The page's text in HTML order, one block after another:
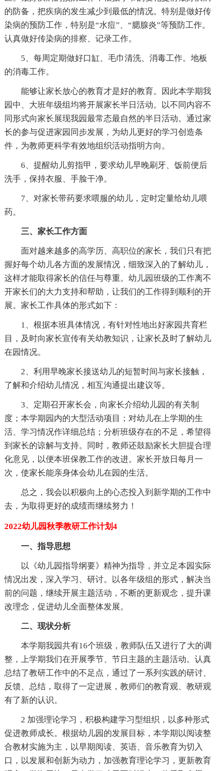
的防备，把疾病的发生减少到最低的情况。特别是做好传
染病的预防工作，特别是“水痘”、“腮腺炎”等预防工作。
认真做好传染病的排察、记录工作。
5、每周定期做好口缸、毛巾清洗、消毒工作。地板
的消毒工作。
能够让家长放心的教育才是好的教育。因此本学期我
园中、大班年级组均将开展家长半日活动。以不同内容不
同形式向家长展现我园最常态最自然的半日活动。通过家
长的参与促进家园同步发展，为幼儿更好的学习创造条
件，为教师更科学有效地组织活动指明方向。
6、提醒幼儿剪指甲，要求幼儿早晚刷牙、饭前便后
洗手，保持衣服、手脸干净。
7、对家长带药要求喂服的幼儿，定时定量给幼儿喂
药。
三、家长工作方面
面对越来越多的高学历、高职位的家长，我们只有把
握好每个幼儿各方面的发展情况，细致深入的了解幼儿，
这样才能取得家长的信任与尊重。幼儿园班级的工作离不
开家长们的大力支持和帮助，让我们的工作得到顺利的开
展。家长工作具体的形式如下：
1、根据本班具体情况，有针对性地出好家园共育栏
目，及时向家长宣传有关幼教知识，让家长及时了解幼儿
在园情况。
2、利用早晚家长接送幼儿的短暂时间与家长接触，
了解和介绍幼儿情况，相互沟通提出建议等。
3、定期召开家长会，向家长介绍幼儿园的有关制
度；本学期园内的大型活动项目；对幼儿在上学期的生
活、学习情况作详细总结；分析班级存在的不足，希望得
到家长的谅解与支持。同时，教师还鼓励家长大胆提合理
化意见，以便本班保教工作的改进。家长开放日每月一
次，使家长能亲身体会幼儿在园的生活。
总之，我会以积极向上的心态投入到新学期的工作中
去，为取得更好的成绩而继续努力！
2022幼儿园秋季教研工作计划4
一、指导思想
以《幼儿园指导纲要》精神为指导，并立足本园实际
情况出发，深入学习、研讨。以各年级组的形式，解决当
前的问题，继续开展主题活动，不断的更新观念，提升课
改理念，促进幼儿全面整体发展。
二、现状分析
本学期我园共有16个班级，教师队伍又进行了大的调
整，上学期我们在开展季节、节日主题的主题活动。认真
总结了教研工作中的不足点，通过了一系列实践的研讨、
反馈、总结，取得了一定进展，教师们的教育观、教研观
有了新的认识。
2 加强理论学习，积极构建学习型组织，以多种形式
促进教师成长。根据幼儿园的发展目标，本学期以阅读整
合教材实施为主，以早期阅读、英语、音乐教育为切入
口，以发展和创新为动力，加强教育理论学习，更新教育